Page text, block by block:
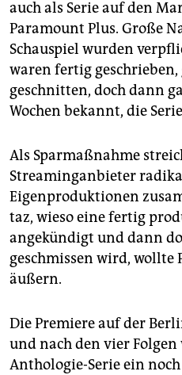
auch als Serie auf den
Paramount Plus. Große
Schauspiel wurden
waren fertig
geschnitten, doch dann
Wochen bekannt, die
Als Sparmaßnahme
Streaminganbieter
Eigenproduktionen
taz, wieso eine fertig
angekündigt und dann
geschmissen wird, wollte
äußern.
Die Premiere auf der
und nach den vier
Anthologie-Serie ein